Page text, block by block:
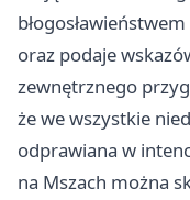
oraz podaje
zewnętrznego
że we wszystkie
odprawiana w
na Mszach można